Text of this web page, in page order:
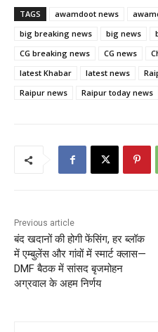
TAGS awamdoot news
big breaking news
big news
CG breaking news
CG news
latest Khabar
latest news
Raipur news
Raipur today news
Previous article
बंद खदानों की होगी फेंसिंग, हर ब्लॉक
में एम्बुलेंस और गांवों में स्मार्ट क्लास—
DMF बैठक में सांसद बृजमोहन
अग्रवाल के अहम निर्णय